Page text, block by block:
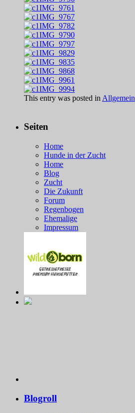
This entry was posted in Allgemein
Seiten
Home
Hunde in der Zucht
Home
Blog
Zucht
Die Zukunft
Forum
Regenbogen
Ehemalige
Impressum
Blogroll